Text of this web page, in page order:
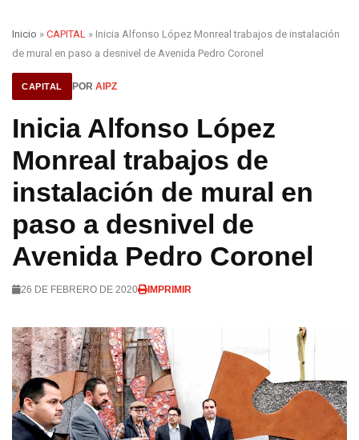
Inicio » CAPITAL » Inicia Alfonso López Monreal trabajos de instalación
de mural en paso a desnivel de Avenida Pedro Coronel
CAPITAL POR AIPZ
Inicia Alfonso López
Monreal trabajos de
instalación de mural en
paso a desnivel de
Avenida Pedro Coronel
26 DE FEBRERO DE 2020 IMPRIMIR